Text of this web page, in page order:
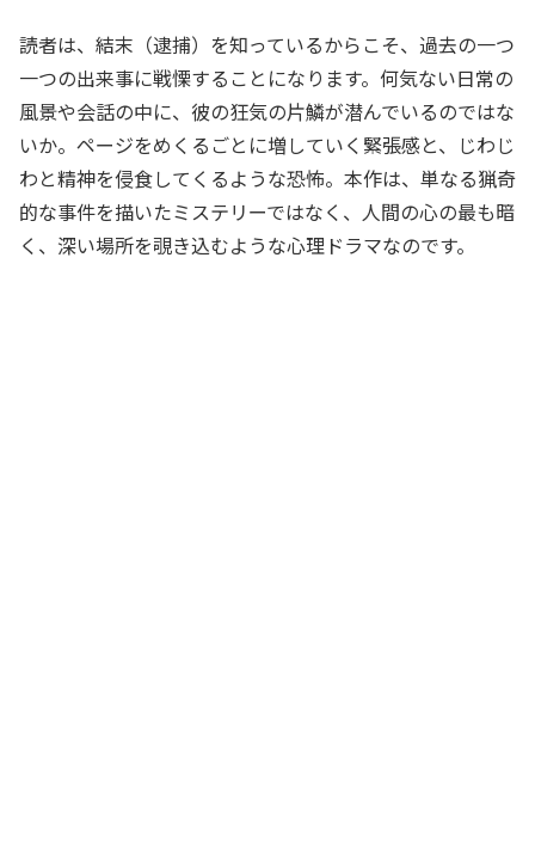
読者は、結末（逮捕）を知っているからこそ、過去の一つ
一つの出来事に戦慄することになります。何気ない日常の
風景や会話の中に、彼の狂気の片鱗が潜んでいるのではな
いか。ページをめくるごとに増していく緊張感と、じわじ
わと精神を侵食してくるような恐怖。本作は、単なる猟奇
的な事件を描いたミステリーではなく、人間の心の最も暗
く、深い場所を覗き込むような心理ドラマなのです。